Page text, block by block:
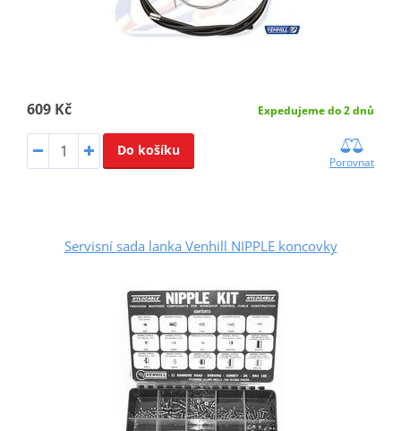
609 Kč Expedujeme do 2 dnů
Do košíku
Porovnat
Servisní sada lanka Venhill NIPPLE koncovky